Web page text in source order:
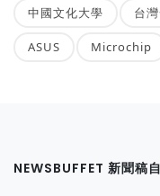
中國文化大學 台
ASUS Microchip
NEWSBUFFET 新聞稿